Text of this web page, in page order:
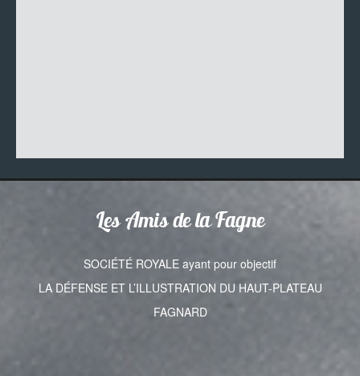
Les Amis de la Fagne
SOCIÉTÉ ROYALE ayant pour objectif
LA DÉFENSE ET L’ILLUSTRATION DU HAUT-PLATEAU
FAGNARD